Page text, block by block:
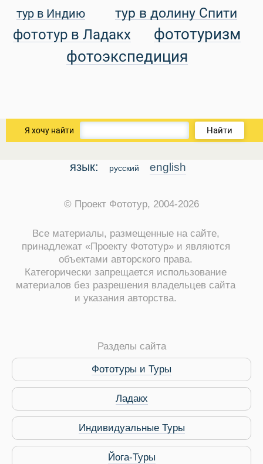
Виза в Индию
тур в Индию тур в долину Спити
фототур в Ладакх
фототуризм
фотоэкспедиция
Я хочу найти Найти
язык: русский english
© Проект Фототур, 2004-2026
Все материалы, размещенные на сайте,
принадлежат «Проекту Фототур» и являются
объектами авторского права.
Категорически запрещается использование
материалов без разрешения владельцев сайта
и указания авторства.
Разделы сайта
Фототуры и Туры
Ладакх
Индивидуальные Туры
Йога-Туры